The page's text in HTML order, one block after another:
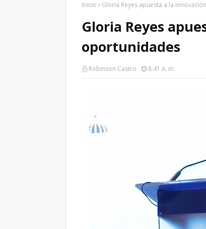
Inicio Gloria Reyes apuesta a la
Gloria Reyes
oportunidades
Robinson Castro 8:41 A. M.